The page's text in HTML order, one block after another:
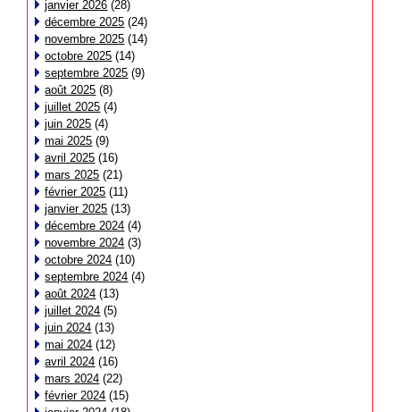
janvier 2026 (28)
décembre 2025 (24)
novembre 2025 (14)
octobre 2025 (14)
septembre 2025 (9)
août 2025 (8)
juillet 2025 (4)
juin 2025 (4)
mai 2025 (9)
avril 2025 (16)
mars 2025 (21)
février 2025 (11)
janvier 2025 (13)
décembre 2024 (4)
novembre 2024 (3)
octobre 2024 (10)
septembre 2024 (4)
août 2024 (13)
juillet 2024 (5)
juin 2024 (13)
mai 2024 (12)
avril 2024 (16)
mars 2024 (22)
février 2024 (15)